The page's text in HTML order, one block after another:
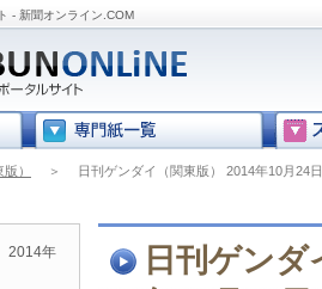
- 新聞オンライン.COM
） ＞ 日刊ゲンダイ（関東版） 2014年10月24日
日刊ゲン